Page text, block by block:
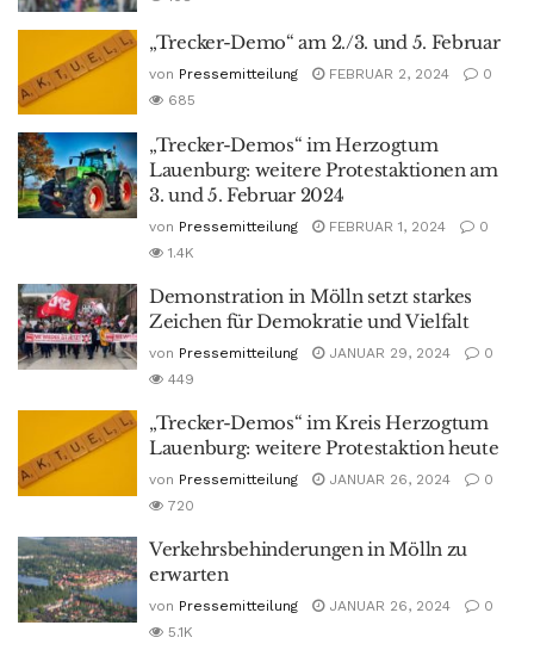
„Trecker-Demo“ am 2./3. und 5. Februar
von Pressemitteilung FEBRUAR 2, 2024
0
685
„Trecker-Demos“ im Herzogtum
Lauenburg: weitere Protestaktionen am
3. und 5. Februar 2024
von Pressemitteilung FEBRUAR 1, 2024
0
1.4K
Demonstration in Mölln setzt starkes
Zeichen für Demokratie und Vielfalt
von Pressemitteilung JANUAR 29, 2024
0
449
„Trecker-Demos“ im Kreis Herzogtum
Lauenburg: weitere Protestaktion heute
von Pressemitteilung JANUAR 26, 2024
0
720
Verkehrsbehinderungen in Mölln zu
erwarten
von Pressemitteilung JANUAR 26, 2024
0
5.1K